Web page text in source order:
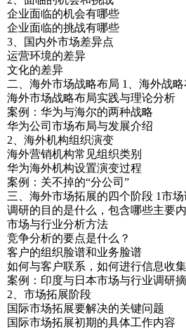
企业面临的机会有哪些
企业面临的挑战有哪些
3、国内外市场差异点
运营环境的差异
文化的差异
二、海外市场战略布局 1、海外战略
海外市场战略布局实践与理论分析
案例：华为与海尔的两种战略
华为公司市场布局与发展介绍
2、海外机构组织演变
海外营销机构常见组织类别
华为海外机构设置演变过程
案例：关不掉的“分公司”
三、海外市场拓展的四个阶段 1市
调研的目的是什么，包含哪些主要
市场与行业分析方法
竞争分析的要点是什么？
客户的组织脸谱和业务脸谱
如何与客户联系，如何进行信息收集
案例：印度与日本市场与行业调研
2、市场拓展阶段
国际市场拓展要解决的关键问题
国际市场拓展初期的具体工作内容